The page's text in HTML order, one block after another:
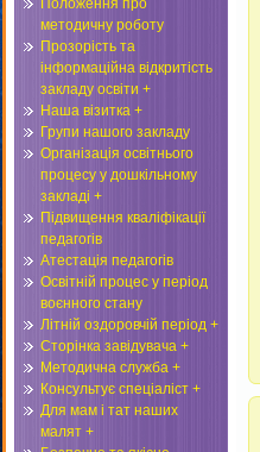
Положення про
методичну роботу
Прозорість та
інформаційна відкритість
закладу освіти +
Наша візитка +
Групи нашого закладу
Організація освітнього
процесу у дошкільному
закладі +
Підвищення кваліфікації
педагогів
Атестація педагогів
Освітній процес у період
воєнного стану
Літній оздоровчій період +
Сторінка завідувача +
Методична служба +
Консультує спеціаліст +
Для мам і тат наших
малят +